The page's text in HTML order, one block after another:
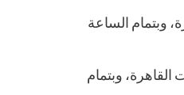
وبتمام الساعة
القاهرة، وبتمام